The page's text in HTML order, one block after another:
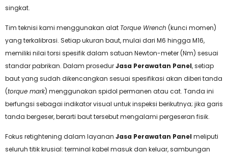
singkat.
Tim teknisi kami menggunakan alat Torque Wrench (kunci momen)
yang terkalibrasi. Setiap ukuran baut, mulai dari M6 hingga M16,
memiliki nilai torsi spesifik dalam satuan Newton-meter (Nm) sesuai
standar pabrikan. Dalam prosedurJasa Perawatan Panel, setiap
baut yang sudah dikencangkan sesuai spesifikasi akan diberi tanda
(torque mark) menggunakan spidol permanen atau cat. Tanda ini
berfungsi sebagai indikator visual untuk inspeksi berikutnya; jika garis
tanda bergeser, berarti baut tersebut mengalami pergeseran fisik.
Fokus retightening dalam layanan Jasa Perawatan Panel meliputi
seluruh titik krusial: terminal kabel masuk dan keluar, sambungan